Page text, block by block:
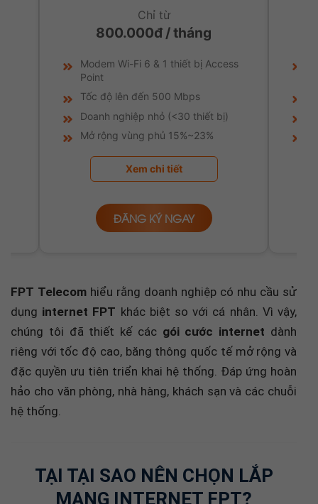
800.000đ / tháng
Point
Tốc độ lên đến 500 Mbps
Doanh nghiệp nhỏ (<30 thiết bị)
Mở rộng vùng phủ 15%~23%
ĐĂNG KÝ NGAY
dụnginternet FPT khác biệt so với cá nhân. Vì vậy,
chúng tôi đã thiết kế cácgói cước internetdành
riêng với tốc độ cao, băng thông quốc tế mở rộng và
đặc quyền ưu tiên triển khai hệ thống. Đáp ứng hoàn
hảo cho văn phòng, nhà hàng, khách sạn và các chuỗi
hệ thống.
TẠI TẠI SAO NÊN CHỌN LẮP
MẠNG INTERNET FPT?